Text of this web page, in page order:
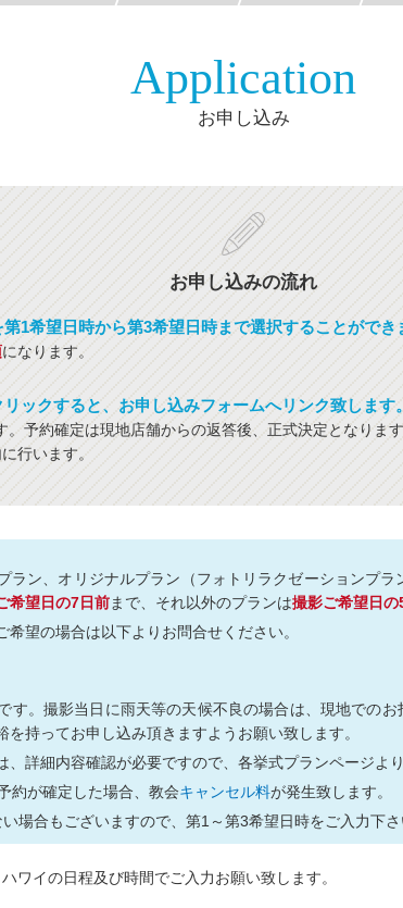
Application
お申し込み
お申し込みの流れ
1希望日時から第3希望日時まで選択することができ
になります。
ックすると、お申し込みフォームへリンク致します。
予約確定は現地店舗からの返答後、正式決定となります
行います。
ン、オリジナルプラン（フォトリラクゼーションプラ
希望日の7日前まで、それ以外のプランは撮影ご希望日の
望の場合は以下よりお問合せください。
。撮影当日に雨天等の天候不良の場合は、現地での
持ってお申し込み頂きますようお願い致します。
詳細内容確認が必要ですので、各挙式プランページより
約が確定した場合、教会キャンセル料が発生致します。
場合もございますので、第1～第3希望日時をご入力下さ
ワイの日程及び時間でご入力お願い致します。